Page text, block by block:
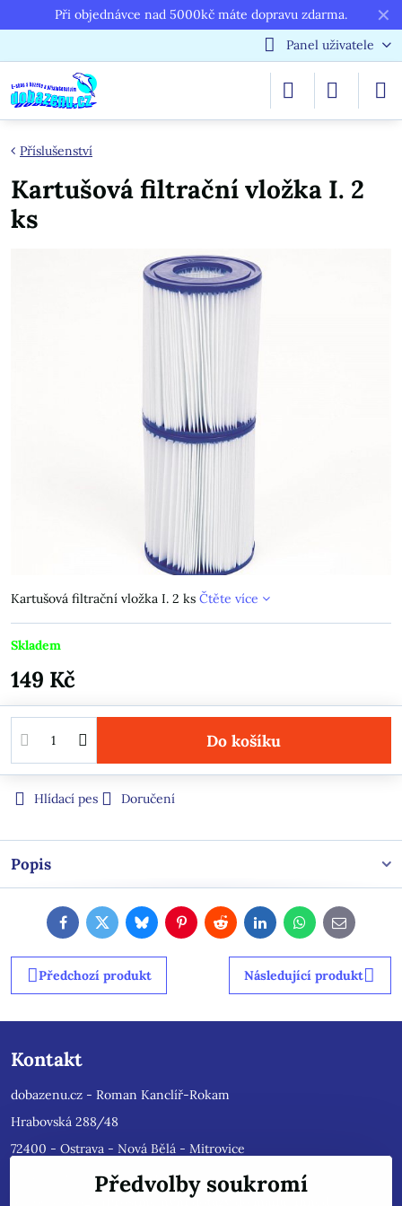
✕
Při objednávce nad 5000kč máte dopravu zdarma.
Panel uživatele
Příslušenství
Kartušová filtrační vložka I. 2
ks
Kartušová filtrační vložka I. 2 ks Čtěte více
Skladem
149 Kč
Do košíku
Hlídací pes Doručení
Popis
FacebookTwitterBlueskyPinterestRedditLinkedInWhatsApp
E-
mail
Předchozí produkt Následující produkt
Kontakt
dobazenu.cz - Roman Kanclíř-Rokam
Hrabovská 288/48
72400 - Ostrava - Nová Bělá - Mitrovice
rokam@seznam.cz
(Prosíme nyní dotazy do mailu, ihned
Předvolby soukromí